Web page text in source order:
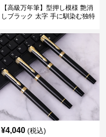
【高級万年筆】型押し模様 艶消
しブラック 太字 手に馴染む独特
くい
¥4,040 (税込)